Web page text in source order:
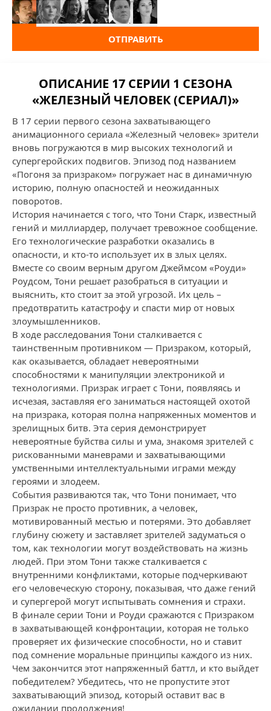
ОТПРАВИТЬ
ОПИСАНИЕ 17 СЕРИИ 1 СЕЗОНА
«ЖЕЛЕЗНЫЙ ЧЕЛОВЕК (СЕРИАЛ)»
В 17 серии первого сезона захватывающего
анимационного сериала «Железный человек» зрители
вновь погружаются в мир высоких технологий и
супергеройских подвигов. Эпизод под названием
«Погоня за призраком» погружает нас в динамичную
историю, полную опасностей и неожиданных
поворотов.
История начинается с того, что Тони Старк, известный
гений и миллиардер, получает тревожное сообщение.
Его технологические разработки оказались в
опасности, и кто-то использует их в злых целях.
Вместе со своим верным другом Джеймсом «Роуди»
Роудсом, Тони решает разобраться в ситуации и
выяснить, кто стоит за этой угрозой. Их цель –
предотвратить катастрофу и спасти мир от новых
злоумышленников.
В ходе расследования Тони сталкивается с
таинственным противником — Призраком, который,
как оказывается, обладает невероятными
способностями к манипуляции электроникой и
технологиями. Призрак играет с Тони, появляясь и
исчезая, заставляя его заниматься настоящей охотой
на призрака, которая полна напряженных моментов и
зрелищных битв. Эта серия демонстрирует
невероятные буйства силы и ума, знакомя зрителей с
рискованными маневрами и захватывающими
умственными интеллектуальными играми между
героями и злодеем.
События развиваются так, что Тони понимает, что
Призрак не просто противник, а человек,
мотивированный местью и потерями. Это добавляет
глубину сюжету и заставляет зрителей задуматься о
том, как технологии могут воздействовать на жизнь
людей. При этом Тони также сталкивается с
внутренними конфликтами, которые подчеркивают
его человеческую сторону, показывая, что даже гений
и супергерой могут испытывать сомнения и страхи.
В финале серии Тони и Роуди сражаются с Призраком
в захватывающей конфронтации, которая не только
проверяет их физические способности, но и ставит
под сомнение моральные принципы каждого из них.
Чем закончится этот напряженный баттл, и кто выйдет
победителем? Убедитесь, что не пропустите этот
захватывающий эпизод, который оставит вас в
ожидании продолжения!